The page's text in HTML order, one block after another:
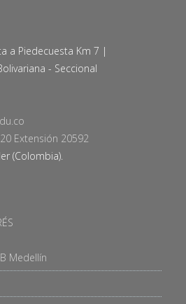
a Piedecuesta Km 7 |
- Seccional
Extensión 20592
(Colombia).
Medellín